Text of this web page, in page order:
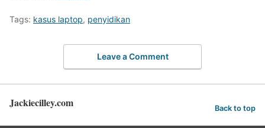
Tags: kasus laptop, penyidikan
Leave a Comment
Jackiecilley.com Back to top